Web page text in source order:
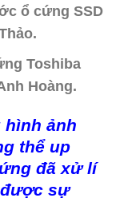
ổ cứng SSD
Toshiba
Hoàng.
hình ảnh
thể up
đã xử lí
được sự